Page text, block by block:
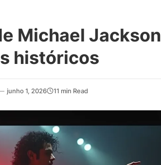
Michael Jackson
históricos
junho 1, 2026 11 min Read